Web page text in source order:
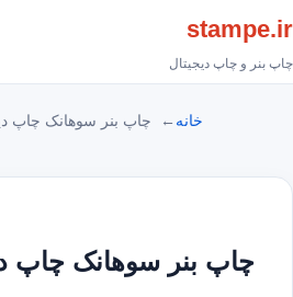
stampe.ir
چاپ بنر و چاپ دیجیتال
خانه چاپ بنر سوهانک چاپ
چاپ بنر سوهانک چاپ